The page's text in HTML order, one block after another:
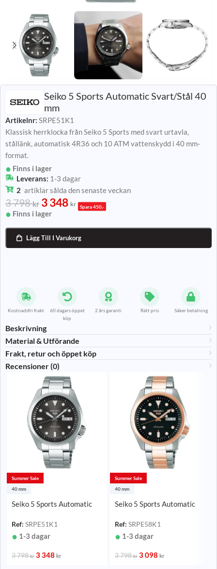
Seiko 5 Sports Automatic Svart/Stål 40
mm
Artikelnr: SRPE51K1
Klassisk herrklocka från Seiko 5 Sports med svart urtavla,
stållänk, automatisk 4R36 och 10 ATM vattenskydd i 40 mm-
format.
Finns i lager
Leverans: 1-3 dagar
2 artiklar sålda den senaste veckan
3 798kr 3 348 kr Spara 450,-
Finns i lager
 Lägg Till I Varukorg
Kostnadsfri frakt
60 dagars öppet
köp
2 års garanti Rätt pris Säker betalning
Beskrivning
Material & Utförande​
Frakt, retur och öppet köp
Recensioner (0)
Summer Sale
40 mm
Seiko 5 Sports Automatic
Ref: SRPE51K1
1-3 dagar
3 798kr 3 348 kr
Summer Sale
40 mm
Seiko 5 Sports Automatic
Ref: SRPE58K1
1-3 dagar
3 798kr 3 098 kr